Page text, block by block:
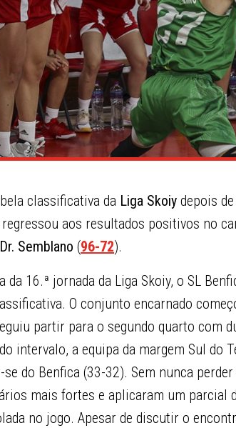
classificativa da Liga Skoiy depois
aos resultados positivos no
Semblano (96-72).
16.ª jornada da Liga Skoiy, o SL
O conjunto encarnado
partir para o segundo quarto com
intervalo, a equipa da margem Sul do
do Benfica (33-32). Sem nunca
mais fortes e aplicaram um parcial
no jogo. Apesar de discutir o